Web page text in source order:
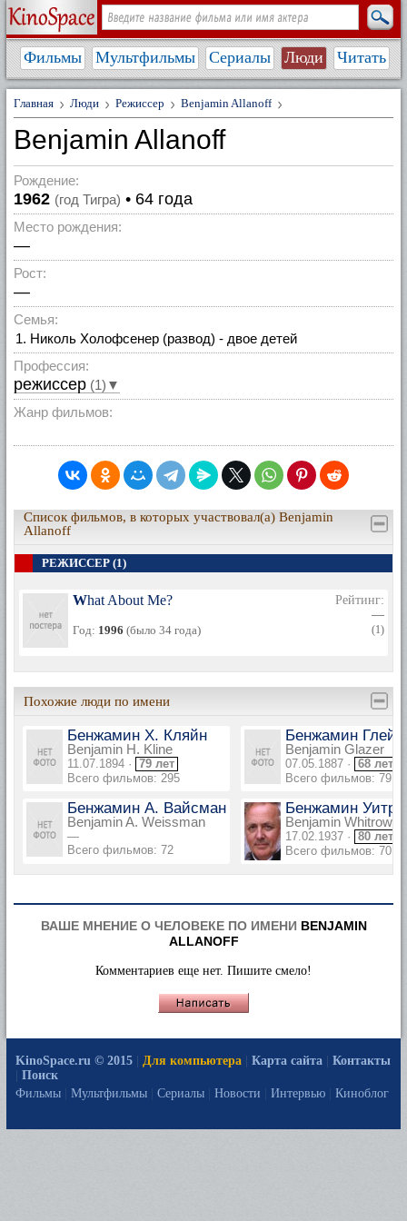
Фильмы Мультфильмы Сериалы Люди Читать
Главная Люди Режиссер Benjamin Allanoff
Benjamin Allanoff
Рождение:
1962 (год Тигра) • 64 года
Место рождения:
—
Рост:
—
Семья:
Николь Холофсенер (развод) - двое детей
Профессия:
режиссер (1)▼
Жанр фильмов:
Список фильмов, в которых участвовал(а) Benjamin
Allanoff
РЕЖИССЕР (1)
What About Me?
Год: 1996 (было 34 года)
Рейтинг:
—
(1)
Похожие люди по имени
Бенжамин Х. Кляйн
Benjamin H. Kline
11.07.1894 · 79 лет
Всего фильмов: 295
Бенжамин
Benjamin Glazer
07.05.1887 · 68 лет
Всего фильмов: 79
Бенжамин А. Вайсман
Benjamin A. Weissman
—
Всего фильмов: 72
Бенжамин
Benjamin Whitrow
17.02.1937 · 80 лет
Всего фильмов: 70
ВАШЕ МНЕНИЕ О ЧЕЛОВЕКЕ ПО ИМЕНИ BENJAMIN
ALLANOFF
Комментариев еще нет. Пишите смело!
KinoSpace.ru © 2015 Для компьютера Карта сайта
Контакты
Поиск
Фильмы
Мультфильмы Сериалы Новости Интервью Киноблог